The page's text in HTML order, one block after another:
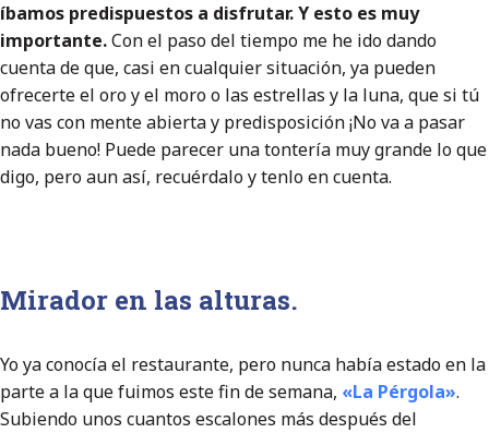
íbamos predispuestos a disfrutar. Y esto es muy
importante.Con el paso del tiempo me he ido dando
cuenta de que, casi en cualquier situación, ya pueden
ofrecerte el oro y el moro o las estrellas y la luna, que si tú
no vas con mente abierta y predisposición ¡No va a pasar
nada bueno! Puede parecer una tontería muy grande lo que
digo, pero aun así, recuérdalo y tenlo en cuenta.
Mirador en las alturas.
Yo ya conocía el restaurante, pero nunca había estado en la
parte a la que fuimos este fin de semana, «La Pérgola».
Subiendo unos cuantos escalones más después del